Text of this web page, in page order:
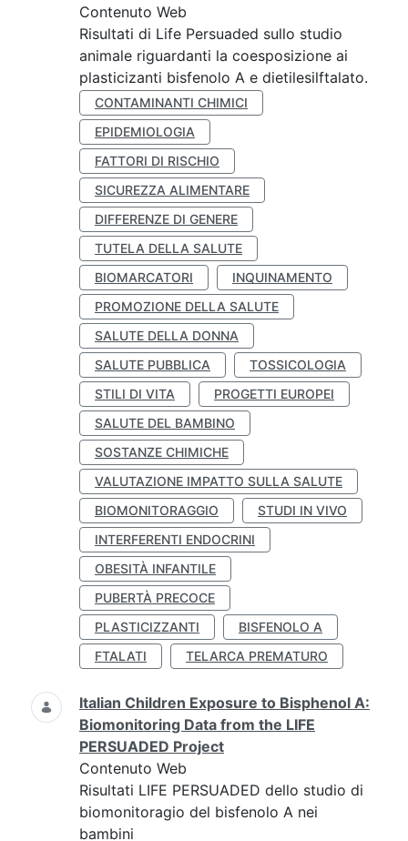
Contenuto Web
Risultati di Life Persuaded sullo studio
animale riguardanti la coesposizione ai
plasticizanti bisfenolo A e dietilesilftalato.
CONTAMINANTI CHIMICI
EPIDEMIOLOGIA
FATTORI DI RISCHIO
SICUREZZA ALIMENTARE
DIFFERENZE DI GENERE
TUTELA DELLA SALUTE
BIOMARCATORI
INQUINAMENTO
PROMOZIONE DELLA SALUTE
SALUTE DELLA DONNA
SALUTE PUBBLICA
TOSSICOLOGIA
STILI DI VITA
PROGETTI EUROPEI
SALUTE DEL BAMBINO
SOSTANZE CHIMICHE
VALUTAZIONE IMPATTO SULLA SALUTE
BIOMONITORAGGIO
STUDI IN VIVO
INTERFERENTI ENDOCRINI
OBESITÀ INFANTILE
PUBERTÀ PRECOCE
PLASTICIZZANTI
BISFENOLO A
FTALATI
TELARCA PREMATURO
Italian Children Exposure to Bisphenol A:
Biomonitoring Data from the LIFE
PERSUADED Project
Contenuto Web
Risultati LIFE PERSUADED dello studio di
biomonitoragio del bisfenolo A nei
bambini